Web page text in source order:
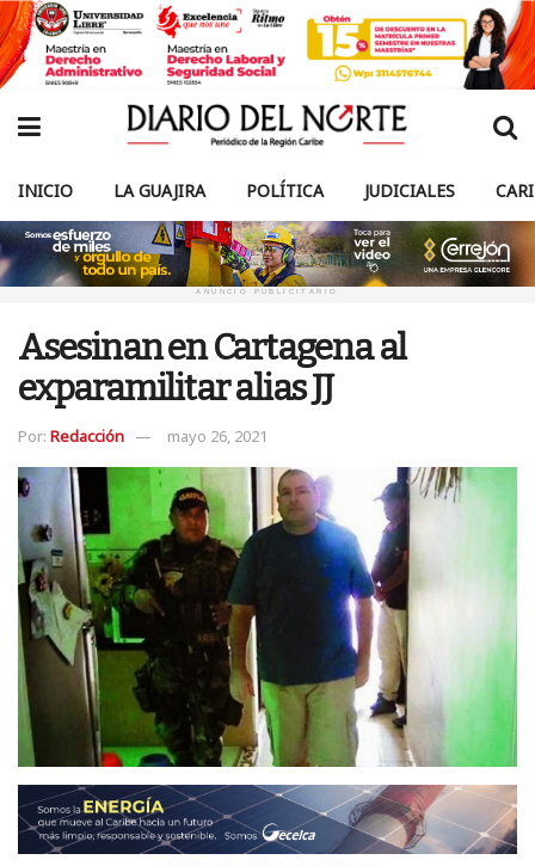
INICIO LA GUAJIRA POLÍTICA JUDICIALES
ANUNCIO PUBLICITARIO
Asesinan en Cartagena al
exparamilitar alias JJ
Por: Redacción mayo 26, 2021